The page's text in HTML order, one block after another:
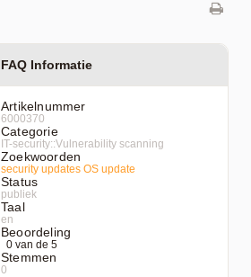
FAQ Informatie
Artikelnummer
6000370
Categorie
IT-security::Vulnerability scanning
Zoekwoorden
security updates OS update
Status
publiek
Taal
en
Beoordeling
0 van de 5
Stemmen
0